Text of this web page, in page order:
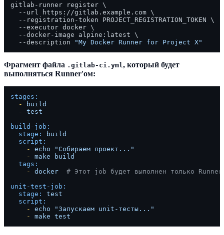
gitlab-runner register \
  --url https://gitlab.example.com \
  --registration-token PROJECT_REGISTRATION_TOKEN \
  --executor docker \
  --docker-image alpine:latest \
  --description
"My Docker Runner for Project X"
Фрагмент файла .gitlab-ci.yml , который будет
выполняться Runner'ом:
stages:
-
build
-
test
build-job:
stage:
build
script:
-
echo
"Собираем проект..."
-
make
build
tags:
-
docker
# Этот job будет выполнен только
unit-test-job:
stage:
test
script:
-
echo
"Запускаем unit-тесты..."
-
make test